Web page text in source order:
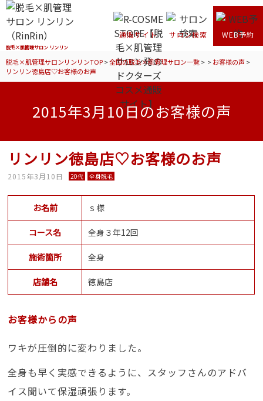
脱毛×肌管理サロン リンリン
通販サイト サロン検索 WEB予約
脱毛×肌管理サロンリンリンTOP>全国の脱毛×肌管理サロン一覧> >お客様の声 >
リンリン徳島店♡お客様のお声
2015年3月10日のお客様の声
リンリン徳島店♡お客様のお声
2015年3月10日 20代 全身脱毛
お名前 ｓ様
コース名 全身３年12回
施術箇所 全身
店舗名 徳島店
お客様からの声
ワキが圧倒的に変わりました。
全身も早く実感できるように、スタッフさんのアドバ
イス聞いて保湿頑張ります。